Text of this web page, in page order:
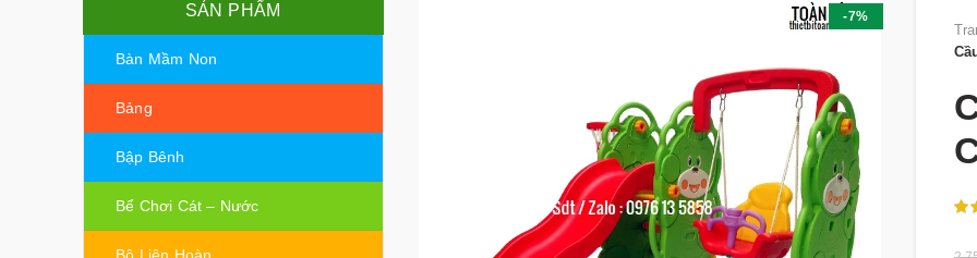
-7%
SẢN PHẨM
Bàn Mầm Non
Bảng
Bập Bênh
Bể Chơi Cát – Nước